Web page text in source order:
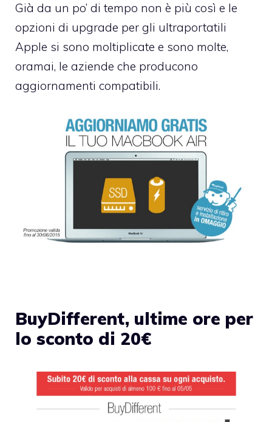
Già da un po’ di tempo non è più così e le
opzioni di upgrade per gli ultraportatili
Apple si sono moltiplicate e sono molte,
oramai, le aziende che producono
aggiornamenti compatibili.
BuyDifferent, ultime ore per
lo sconto di 20€